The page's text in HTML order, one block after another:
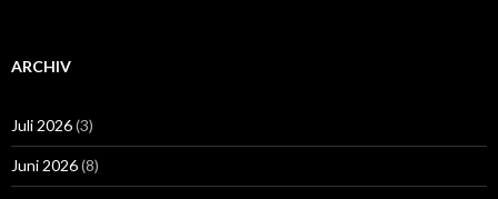
ARCHIV
Juli 2026(3)
Juni 2026(8)